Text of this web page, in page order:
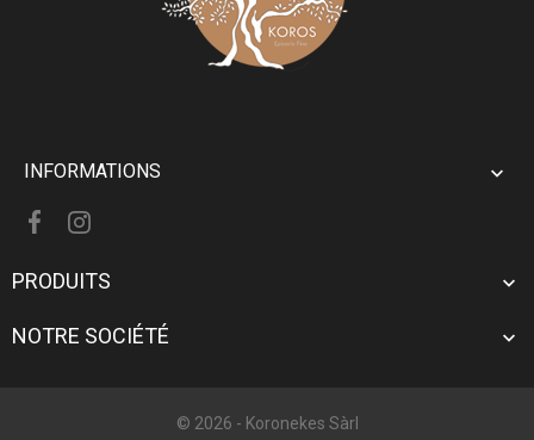
INFORMATIONS 
PRODUITS 
NOTRE SOCIÉTÉ 
© 2026 - Koronekes Sàrl